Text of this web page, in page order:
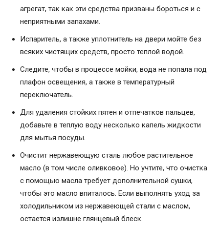
агрегат, так как эти средства призваны бороться и с
неприятными запахами.
Испаритель, а также уплотнитель на двери мойте без
всяких чистящих средств, просто теплой водой.
Следите, чтобы в процессе мойки, вода не попала под
плафон освещения, а также в температурный
переключатель.
Для удаления стойких пятен и отпечатков пальцев,
добавьте в теплую воду несколько капель жидкости
для мытья посуды.
Очистит нержавеющую сталь любое растительное
масло (в том числе оливковое). Но учтите, что очистка
с помощью масла требует дополнительной сушки,
чтобы это масло впиталось. Если выполнять уход за
холодильником из нержавеющей стали с маслом,
остается излишне глянцевый блеск.